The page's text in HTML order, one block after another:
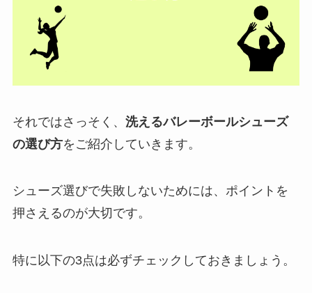
それではさっそく、 洗えるバレーボールシューズ
の選び方をご紹介していきます。
シューズ選びで失敗しないためには、ポイントを
押さえるのが大切です。
特に以下の3点は必ずチェックしておきましょう。